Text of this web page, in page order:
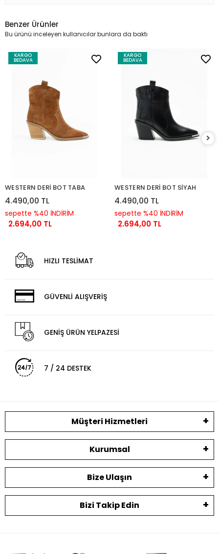
Benzer Ürünler
Bu ürünü inceleyen kullanıcılar bunlara da baktı
KARGO
BEDAVA
WESTERN DERİ BOT TABA
4.490,00 TL
sepette %40 İNDİRİM
2.694,00 TL
KARGO
BEDAVA
WESTERN DERİ BOT SİYAH
4.490,00 TL
sepette %40 İNDİRİM
2.694,00 TL
HIZLI TESLİMAT
GÜVENLİ ALIŞVERİŞ
GENİŞ ÜRÜN YELPAZESİ
7 / 24 DESTEK
Müşteri Hizmetleri
Kurumsal
Bize Ulaşın
Bizi Takip Edin